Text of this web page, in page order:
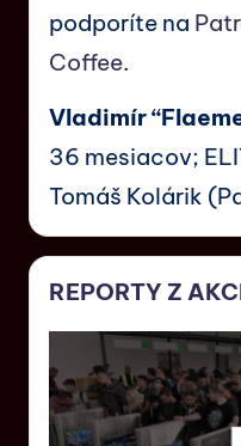
podporíte na
Coffee.
Vladimír
36 mesiacov;
Tomáš Kolárik
REPORTY Z